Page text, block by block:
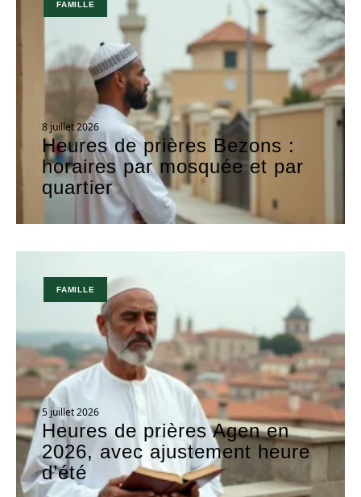
FAMILLE
8 juillet 2026
Heures de prières Bezons :
horaires par mosquée et par
quartier
FAMILLE
5 juillet 2026
Heures de prières Agen en
2026, avec ajustement heure
d’été